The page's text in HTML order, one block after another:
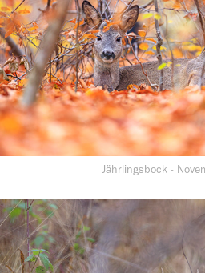
Jährlingsbock -